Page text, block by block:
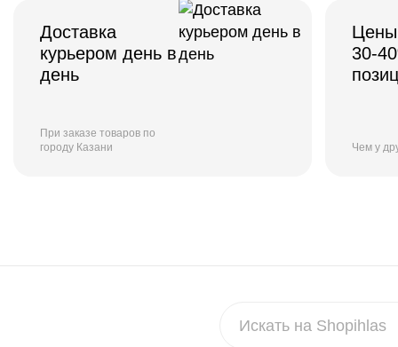
Доставка
курьером день в
день
При заказе товаров по
городу Казани
30-
Чем у